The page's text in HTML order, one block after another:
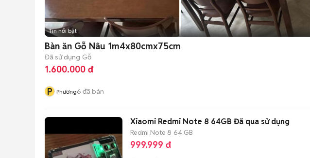
Tin nổi bật
Bàn ăn Gỗ Nâu 1m4x80cmx75cm
Đã sử dụng Gỗ
1.600.000 đ
P Phương6 đã bán
Xiaomi Redmi Note 8 64GB Đã qua sử dụng
Redmi Note 8 64 GB
999.999 đ